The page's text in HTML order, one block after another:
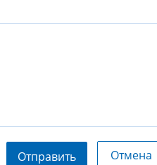
Отправить Отмена